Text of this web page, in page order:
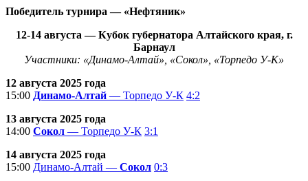
Победитель турнира — «Нефтяник»
12-14августа—Кубок губернатора Алтайского края, г.
Барнаул
Участники: «Динамо-Алтай», «Сокол», «Торпедо У-К»
12 августа 2025 года
15:00 Динамо-Алтай — Торпедо У-К 4:2
13 августа 2025 года
14:00 Сокол — Торпедо У-К 3:1
14 августа 2025 года
15:00 Динамо-Алтай — Сокол 0:3